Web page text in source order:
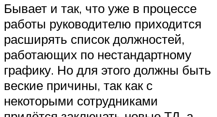
Бывает и так, что уже в процессе
работы руководителю приходится
расширять список должностей,
работающих по нестандартному
графику. Но для этого должны быть
веские причины, так как с
некоторыми сотрудниками